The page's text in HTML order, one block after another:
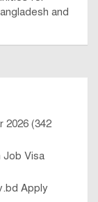
and
2026 (342
Job Visa
Apply